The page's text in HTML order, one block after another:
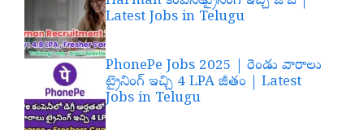
Latest Jobs in Telugu
PhonePe Jobs 2025 | రెండు వారాలు
ట్రైనింగ్ ఇచ్చి 4 LPA జీతం | Latest
Jobs in Telugu